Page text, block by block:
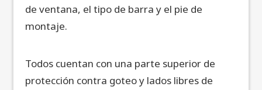
de ventana, el tipo de barra y el pie de
montaje.
Todos cuentan con una parte superior de
protección contra goteo y lados libres de